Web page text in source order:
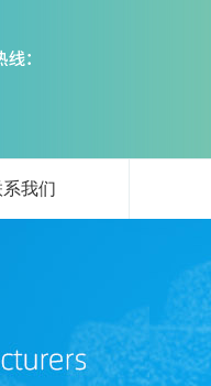
我们